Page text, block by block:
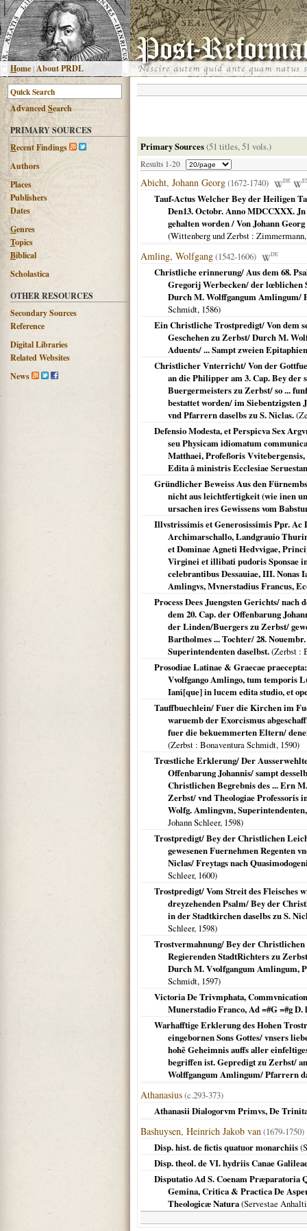
Home|About PRDL
AdvancedSearch
PRIMARY SOURCES
Recent Findings
Authors
Places
Publishers
Dates
Genres
Topics
Biblical
Scholastica
OTHER RESOURCES
Secondary Sources
Reference
Digital Libraries
Related Websites
News
Primary Sources(51 titles, 51 vols.)
Results 1-20
Abicht, Johann Georg(1672-1740) DE
Tauf-Actus Welcher Bey der Heiligen
Den13. Octobr. Anno MDCCXXX.
gehalten worden / Von Johann
(Wittenberg und Zerbst :
Amling, Wolfgang(1542-1606) DE
Christliche erinnerung/ Aus dem 68.
Gregorij Werbecken/ der lœblichen
Durch M. Wolffgangum Amlingum/
Schmidt, 1586)
Ein Christliche Trostpredigt/ Von dem
Geschehen zu Zerbst/ Durch M.
Aduents/ ... Sampt zweien
Christlicher Vnterricht/ Von der
an die Philipper am 3. Cap. Bey der
Buergermeisters zu Zerbst/ so ...
bestattet worden/ im
vnd Pfarrern daselbs zu S. Niclas.(
Defensio Modesta, et Perspicva Sex
seu Physicam idiomatum
Matthaei, Profeßoris
Edita â ministris Ecclesiae
Gründlicher Beweiss Aus den
nicht aus leichtfertigkeit (wie inen
ursachen ires Gewissens vom
Illvstrissimis et Generosissimis Ppr. Ac
Archimarschallo, Landgrauio
et Dominae Agneti Hedvvigae,
Virginei et illibati pudoris Sponsae
celebrantibus Dessauiae, III.
Amlingvs, Mvnerstadius Francus,
Process Dees Juengsten Gerichts/
dem 20. Cap. der Offenbarung
der Linden/Buergers zu Zerbst/
Bartholmes ... Tochter/ 28.
Superintendenten daselbst.(Zerbst :
Prosodiae Latinae & Graecae
Vvolfgango Amlingo, tum temporis
Iaḿ[que] in lucem edita studio, et
Tauffbuechlein/ Fuer die Kirchen im
waruemb der Exorcismus
fuer die bekuemmerten Eltern/
(Zerbst : Bonaventura Schmidt, 1590)
Trœstliche Erklerung/ Der
Offenbarung Johannis/ sampt
Christlichen Begrebnis des ... Ern
Zerbst/ vnd Theologiae Professoris
Wolfg. Amlingvm,
Johann Schleer, 1598)
Trostpredigt/ Bey der Christlichen
gewesenen Fuernehmen Regenten
Niclas/ Freytags nach
Schleer, 1600)
Trostpredigt/ Vom Streit des Fleisches
dreyzehenden Psalm/ Bey der
in der Stadtkirchen daselbs zu S.
Schleer, 1598)
Trostvermahnung/ Bey der Christlichen
Regierenden StadtRichters zu
Durch M. Vvolfgangum Amlingum,
Schmidt, 1597)
Victoria De Trivmphata,
Munerstadio Franco, Ad =#G =#g
Warhafftige Erklerung des Hohen
eingebornen Sons Gottes/ vnsers
hohẽ Geheimnis auffs aller
begriffen ist. Gepredigt zu Zerbst/
Wolffgangum Amlingum/ Pfarrern
Athanasius(c.293-373)
Athanasii Dialogorvm Primvs, De
Bashuysen, Heinrich Jakob van(1679-
Disp. hist. de fictis quatuor monarchiis(
Disp. theol. de VI. hydriis Canae
Disputatio Ad S. Coenam Præparatoria
Gemina, Critica & Practica De
Theologicæ Natura(Servestae